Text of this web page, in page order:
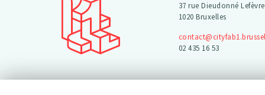
37 rue Dieudonné Lefèvre
1020 Bruxelles
02 435 16 53